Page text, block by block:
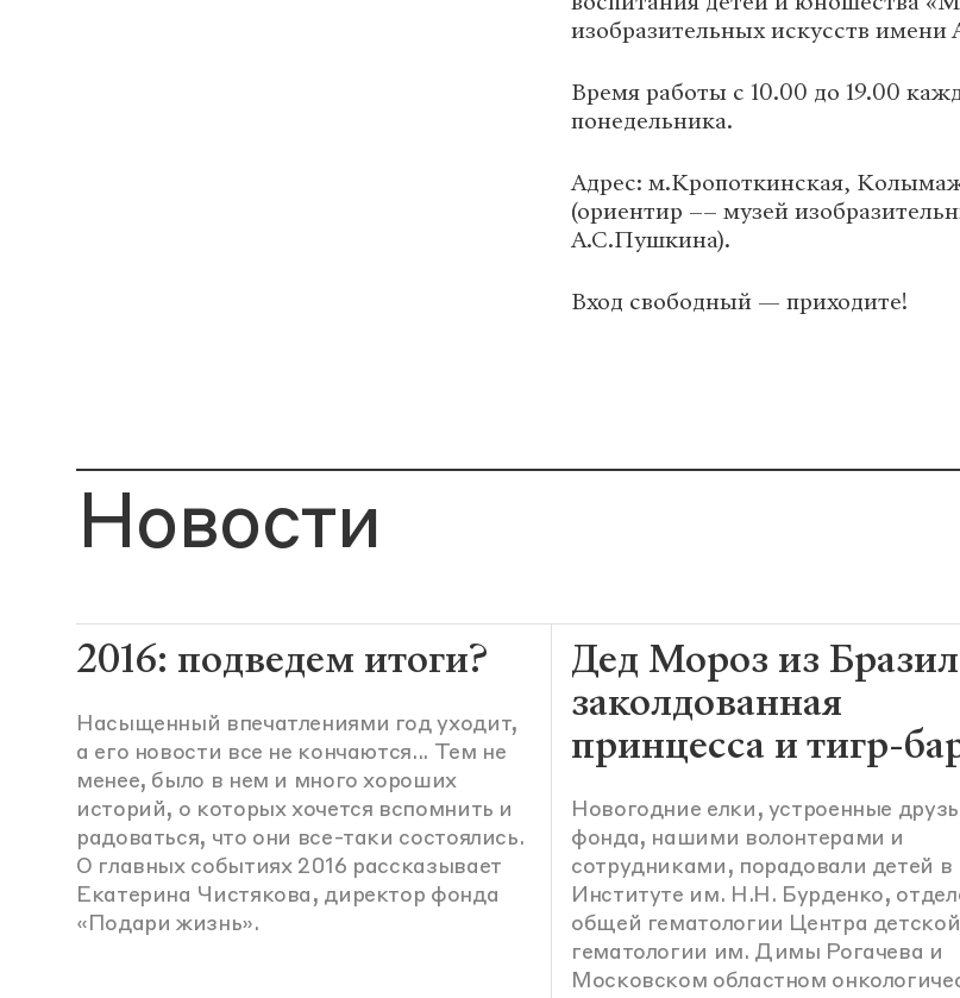
изобразительных искусств
Время работы с 10.00 до 19.00
понедельника.
Адрес: м.Кропоткинская,
(ориентир –– музей
А.С.Пушкина).
Вход свободный — приходите!
Новости
2016: подведем итоги?
Насыщенный впечатлениями год уходит,
а его новости все не кончаются... Тем не
менее, было в нем и много хороших
историй, о которых хочется вспомнить и
радоваться, что они все-таки состоялись.
О главных событиях 2016 рассказывает
Екатерина Чистякова, директор фонда
«Подари жизнь».
Дед Мороз из
заколдованная
принцесса и тигр-
Новогодние елки, устроенные
фонда, нашими волонтерами и
сотрудниками, порадовали детей в
Институте им. Н.Н. Бурденко,
общей гематологии Центра детской
гематологии им. Димы Рогачева и
Московском областном